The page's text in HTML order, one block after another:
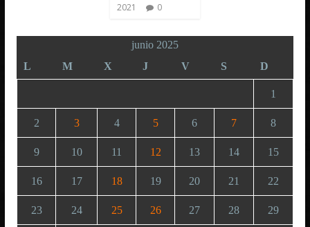
2021
0
junio 2025
L
M X J V S D
1
2 3 4 5 6 7 8
9 10 11 12 13 14 15
16 17 18 19 20 21 22
23 24 25 26 27 28 29